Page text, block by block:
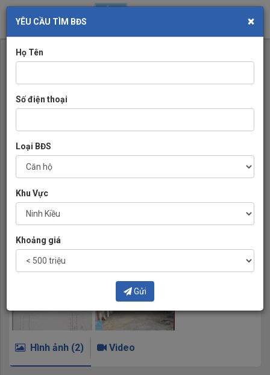
Hình ảnh (2) Video
YÊU CẦU TÌM BĐS ×
Họ Tên
Số điện thoại
Loại BĐS
Khu Vực
Khoảng giá
Gửi